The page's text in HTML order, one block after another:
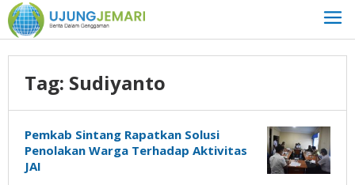
Lewati
ke
konten
Tag: Sudiyanto
Pemkab Sintang Rapatkan Solusi
Penolakan Warga Terhadap Aktivitas
JAI